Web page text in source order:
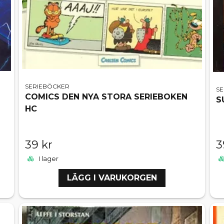
SERIEBÖCKER
COMICS DEN NYA STORA SERIEBOKEN
HC
39 kr
I lager
LÄGG I VARUKORGEN